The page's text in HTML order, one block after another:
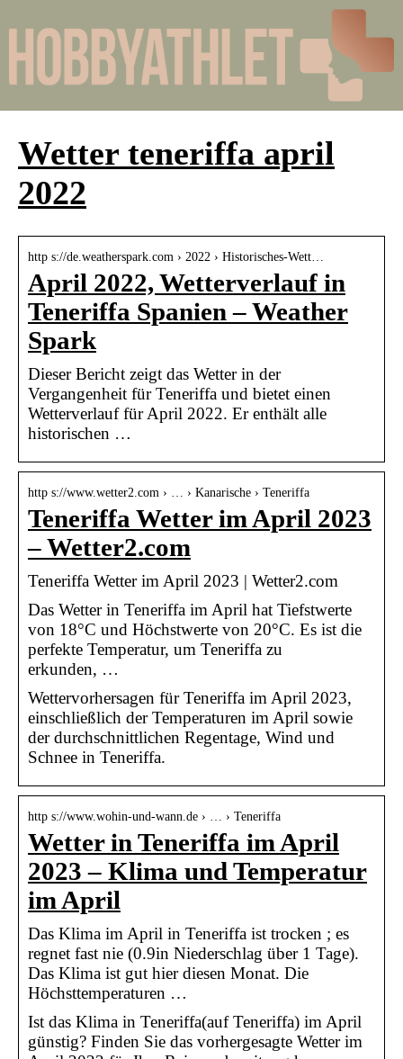
Wetter teneriffa april
2022
http s://de.weatherspark.com › 2022 › Historisches-Wett…
April 2022, Wetterverlauf in
Teneriffa Spanien – Weather
Spark
Dieser Bericht zeigt das Wetter in der
Vergangenheit für Teneriffa und bietet einen
Wetterverlauf für April 2022. Er enthält alle
historischen …
http s://www.wetter2.com › … › Kanarische › Teneriffa
Teneriffa Wetter im April 2023
– Wetter2.com
Teneriffa Wetter im April 2023 | Wetter2.com
Das Wetter in Teneriffa im April hat Tiefstwerte
von 18°C und Höchstwerte von 20°C. Es ist die
perfekte Temperatur, um Teneriffa zu
erkunden, …
Wettervorhersagen für Teneriffa im April 2023,
einschließlich der Temperaturen im April sowie
der durchschnittlichen Regentage, Wind und
Schnee in Teneriffa.
http s://www.wohin-und-wann.de › … › Teneriffa
Wetter in Teneriffa im April
2023 – Klima und Temperatur
im April
Das Klima im April in Teneriffa ist trocken ; es
regnet fast nie (0.9in Niederschlag über 1 Tage).
Das Klima ist gut hier diesen Monat. Die
Höchsttemperaturen …
Ist das Klima in Teneriffa(auf Teneriffa) im April
günstig? Finden Sie das vorhergesagte Wetter im